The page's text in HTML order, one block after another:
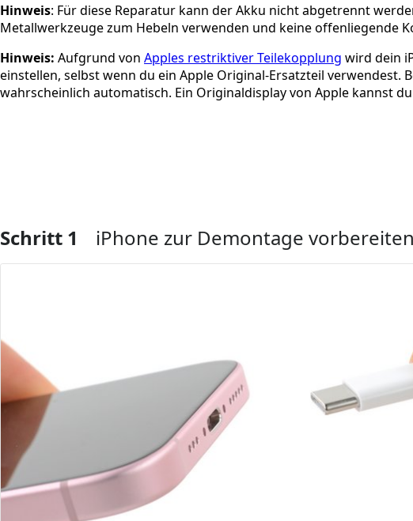
Hinweis: Für diese Reparatur kann der Akku nicht abgetrennt
Metallwerkzeuge zum Hebeln verwenden und keine offenliegende
Hinweis: Aufgrund von Apples restriktiver Teilekopplung wird dein
einstellen, selbst wenn du ein Apple Original-Ersatzteil verwendest.
wahrscheinlich automatisch. Ein Originaldisplay von Apple kannst
Schritt 1 iPhone zur Demontage vorbereiten